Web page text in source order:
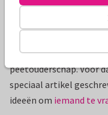
de band met God,
belangrijk. Want door
dierbaren te delen,
zelfs letterlijk,
peetouderschap. Voor
speciaal artikel
ideeën om iemand te